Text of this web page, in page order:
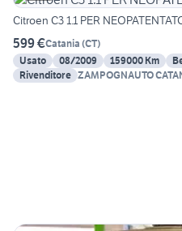
Citroen C3 1.1 PER
599 €Catania (CT)
Usato
08/2009 159000 Km
Rivenditore